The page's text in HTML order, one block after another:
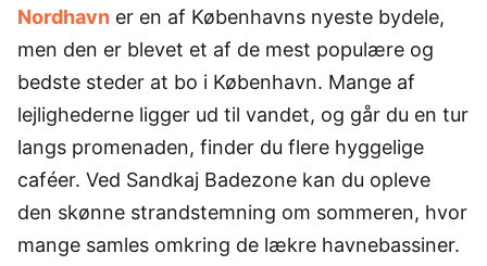
Nordhavn er en af Københavns nyeste bydele,
men den er blevet et af de mest populære og
bedste steder at bo i København. Mange af
lejlighederne ligger ud til vandet, og går du en tur
langs promenaden, finder du flere hyggelige
caféer. Ved Sandkaj Badezone kan du opleve
den skønne strandstemning om sommeren, hvor
mange samles omkring de lækre havnebassiner.